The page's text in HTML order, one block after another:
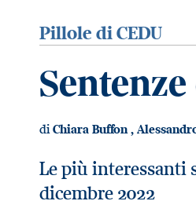
Pillole di CEDU
di Chiara Buffon ,
Le più interessanti
dicembre 2022